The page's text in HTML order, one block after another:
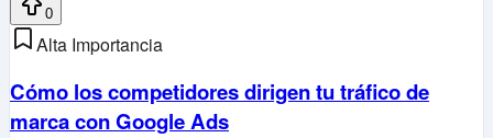
0
Alta Importancia
Cómo los competidores dirigen tu tráfico de
marca con Google Ads